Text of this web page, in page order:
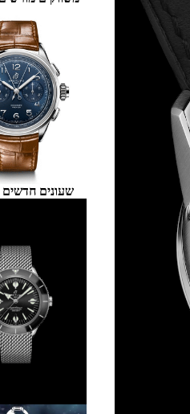
שעונים חדשים ויד שנייה